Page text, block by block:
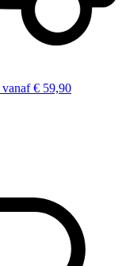
vanaf € 59,90